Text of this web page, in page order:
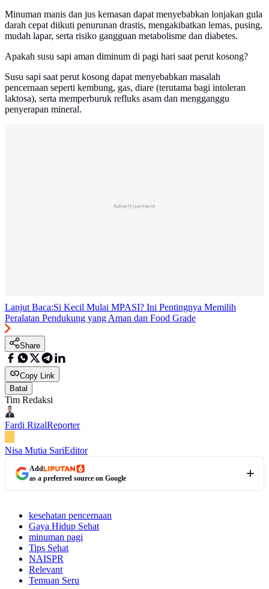
Minuman manis dan jus kemasan dapat menyebabkan lonjakan gula
darah cepat diikuti penurunan drastis, mengakibatkan lemas, pusing,
mudah lapar, serta risiko gangguan metabolisme dan diabetes.
Apakah susu sapi aman diminum di pagi hari saat perut kosong?
Susu sapi saat perut kosong dapat menyebabkan masalah
pencernaan seperti kembung, gas, diare (terutama bagi intoleran
laktosa), serta memperburuk refluks asam dan mengganggu
penyerapan mineral.
Advertisement
Lanjut Baca:Si Kecil Mulai MPASI? Ini Pentingnya Memilih
Peralatan Pendukung yang Aman dan Food Grade
Share
Copy Link
Batal
Tim Redaksi
Fardi RizalReporter
Nisa Mutia SariEditor
Add
as a preferred source on Google
kesehatan pencernaan
Gaya Hidup Sehat
minuman pagi
Tips Sehat
NAISPR
Relevant
Temuan Seru